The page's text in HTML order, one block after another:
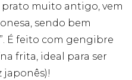
prato muito antigo, vem
sendo bem
É feito com gengibre
frita, ideal para ser
japonês)!